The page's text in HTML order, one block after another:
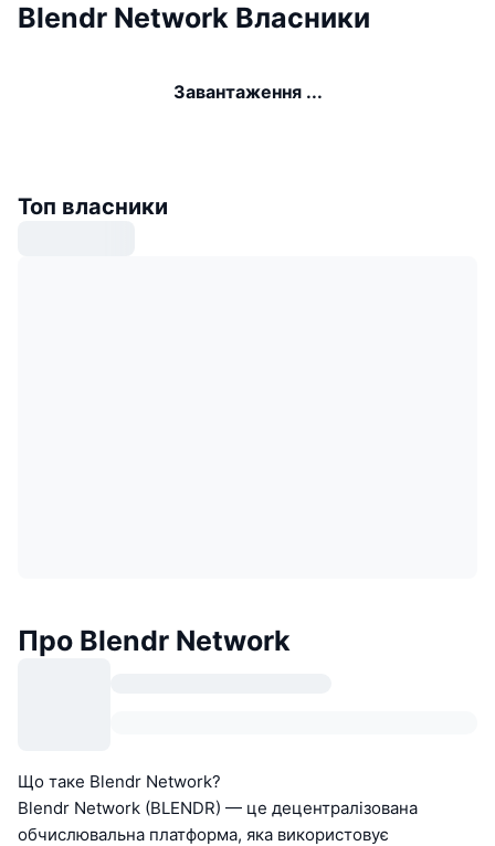
Blendr Network Власники
Завантаження ...
Топ власники
Про Blendr Network
Що таке Blendr Network?
Blendr Network (BLENDR) — це децентралізована
обчислювальна платформа, яка використовує